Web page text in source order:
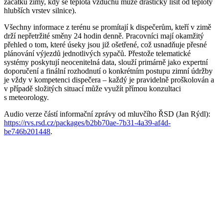
hlubších vrstev silnice).
Všechny informace z terénu se promítají k dispečerům, kteří v zimě
drží nepřetržité směny 24 hodin denně. Pracovníci mají okamžitý
přehled o tom, které úseky jsou již ošetřené, což usnadňuje přesné
plánování výjezdů jednotlivých sypačů. Přestože telematické
systémy poskytují neocenitelná data, slouží primárně jako expertní
doporučení a finální rozhodnutí o konkrétním postupu zimní údržby
je vždy v kompetenci dispečera – každý je pravidelně proškolován a
v případě složitých situací může využít přímou konzultaci
s meteorology.
Audio verze částí informační zprávy od mluvčího ŘSD (Jan Rýdl):
https://rvs.rsd.cz/packages/b2bb70ae-7b31-4a39-af4d-
be746b201448.